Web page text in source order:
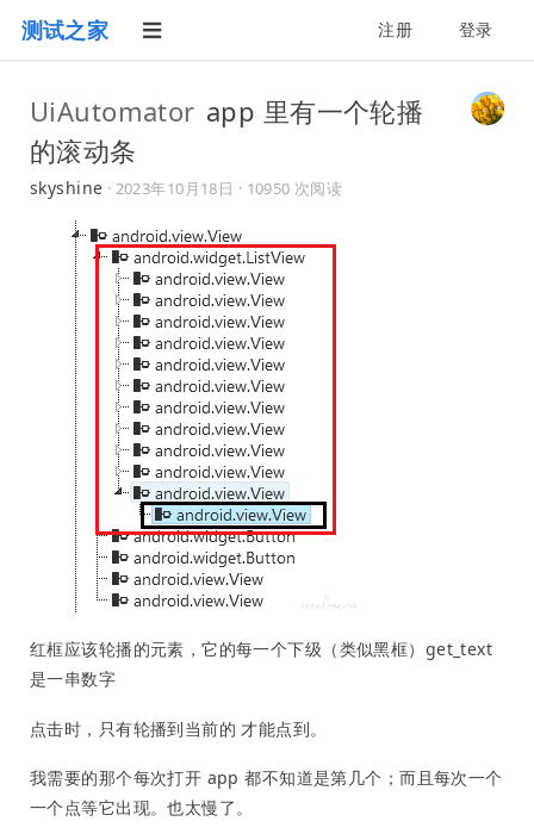
测试之家 注册 登录
UiAutomator app 里有一个轮播
的滚动条
skyshine · 2023年10月18日 · 10950 次阅读
红框应该轮播的元素，它的每一个下级（类似黑框）get_text
是一串数字
点击时，只有轮播到当前的 才能点到。
我需要的那个每次打开 app 都不知道是第几个；而且每次一个
一个点等它出现。也太慢了。